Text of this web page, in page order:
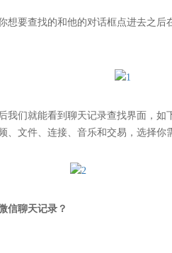
想要查找的和他的对话框点进去之
我们就能看到聊天记录查找界面，如
、文件、连接、音乐和交易，选择你
信聊天记录？